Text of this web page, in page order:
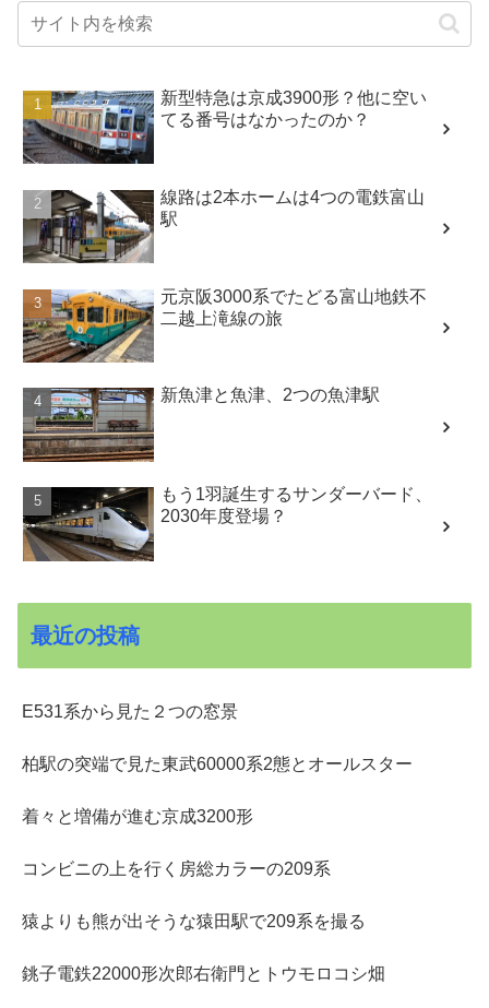
新型特急は京成3900形？他に空い
てる番号はなかったのか？
線路は2本ホームは4つの電鉄富山
駅
元京阪3000系でたどる富山地鉄不
二越上滝線の旅
新魚津と魚津、2つの魚津駅
もう1羽誕生するサンダーバード、
2030年度登場？
最近の投稿
E531系から見た２つの窓景
柏駅の突端で見た東武60000系2態とオールスター
着々と増備が進む京成3200形
コンビニの上を行く房総カラーの209系
猿よりも熊が出そうな猿田駅で209系を撮る
銚子電鉄22000形次郎右衛門とトウモロコシ畑